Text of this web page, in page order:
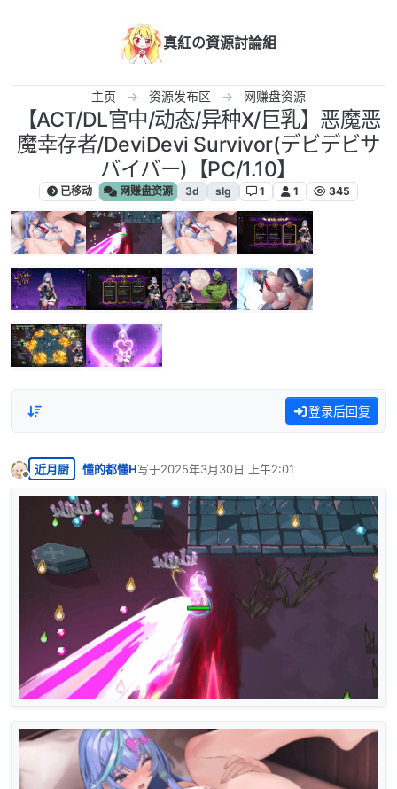
真紅の資源討論組
主页 资源发布区 网赚盘资源
【ACT/DL官中/动态/异种X/巨乳】恶魔恶
魔幸存者/DeviDevi Survivor(デビデビサ
バイバー)【PC/1.10】
已移动 网赚盘资源 3d slg 1 1 345
登录后回复
离线
近月厨 懂的都懂H写于2025年3月30日 上午2:01
最后由 编辑